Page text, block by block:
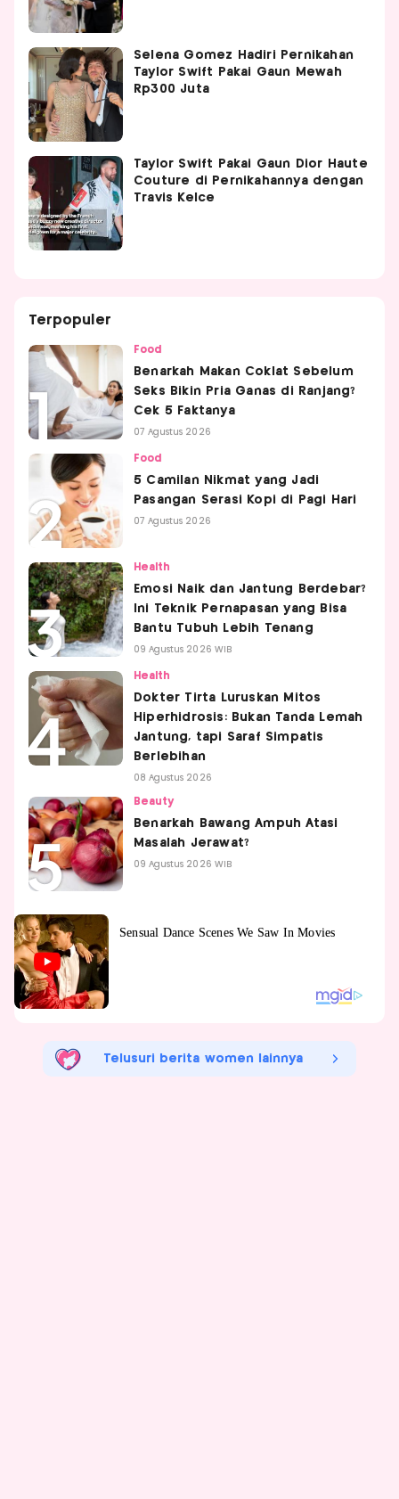
Selena Gomez Hadiri Pernikahan
Taylor Swift Pakai Gaun Mewah
Rp300 Juta
Taylor Swift Pakai Gaun Dior Haute
Couture di Pernikahannya dengan
Travis Kelce
Terpopuler
Food
Benarkah Makan Coklat Sebelum
Seks Bikin Pria Ganas di Ranjang?
Cek 5 Faktanya
07 Agustus 2026
Food
5 Camilan Nikmat yang Jadi
Pasangan Serasi Kopi di Pagi Hari
07 Agustus 2026
Health
Emosi Naik dan Jantung Berdebar?
Ini Teknik Pernapasan yang Bisa
Bantu Tubuh Lebih Tenang
09 Agustus 2026 WIB
Health
Dokter Tirta Luruskan Mitos
Hiperhidrosis: Bukan Tanda Lemah
Jantung, tapi Saraf Simpatis
Berlebihan
08 Agustus 2026
Beauty
Benarkah Bawang Ampuh Atasi
Masalah Jerawat?
09 Agustus 2026 WIB
Telusuri berita women lainnya